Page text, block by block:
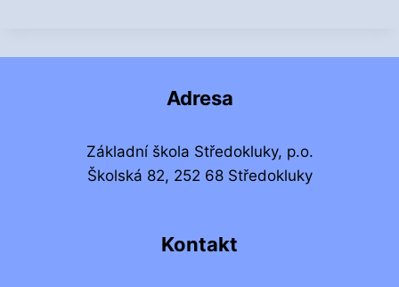
Adresa
Základní škola Středokluky, p.o.
Školská 82, 252 68 Středokluky
Kontakt